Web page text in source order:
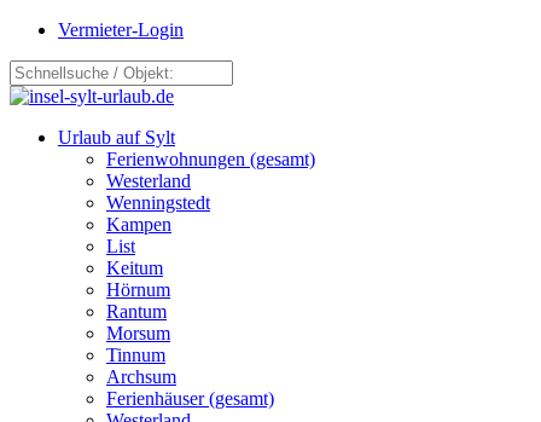
Vermieter-Login
Urlaub auf Sylt
Ferienwohnungen (gesamt)
Westerland
Wenningstedt
Kampen
List
Keitum
Hörnum
Rantum
Morsum
Tinnum
Archsum
Ferienhäuser (gesamt)